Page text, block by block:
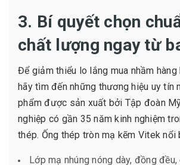
3. Bí quyết chọn
chất lượng ngay từ
Để giảm thiểu lo lắng mua nhầm
hãy tìm đến những thương hiệu uy tín
phẩm được sản xuất bởi Tập đoàn
nghiệp có gần 35 năm kinh nghiệm
thép. Ống thép tròn mạ kẽm Vitek nổi
Lớp mạ nhúng nóng dày, đồng